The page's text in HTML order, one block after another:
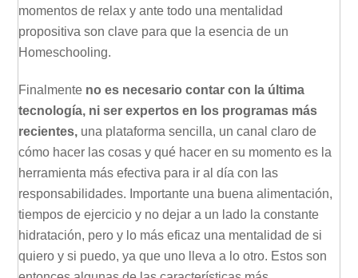
momentos de relax y ante todo una mentalidad
propositiva son clave para que la esencia de un
Homeschooling.
Finalmente no es necesario contar con la última
tecnología, ni ser expertos en los programas más
recientes, una plataforma sencilla, un canal claro de
cómo hacer las cosas y qué hacer en su momento es la
herramienta más efectiva para ir al día con las
responsabilidades. Importante una buena alimentación,
tiempos de ejercicio y no dejar a un lado la constante
hidratación, pero y lo más eficaz una mentalidad de si
quiero y si puedo, ya que uno lleva a lo otro. Estos son